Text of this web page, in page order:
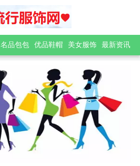
名品包包 优品鞋帽 美女服饰 最新资讯